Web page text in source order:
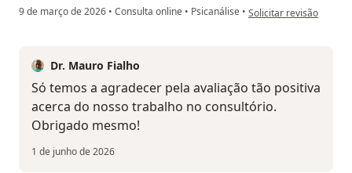
9 de março de 2026 • Consulta online • Psicanálise • na opinião do utilizador
Solicitar revisão
Dr. Mauro Fialho
Só temos a agradecer pela avaliação tão positiva
acerca do nosso trabalho no consultório.
Obrigado mesmo!
1 de junho de 2026